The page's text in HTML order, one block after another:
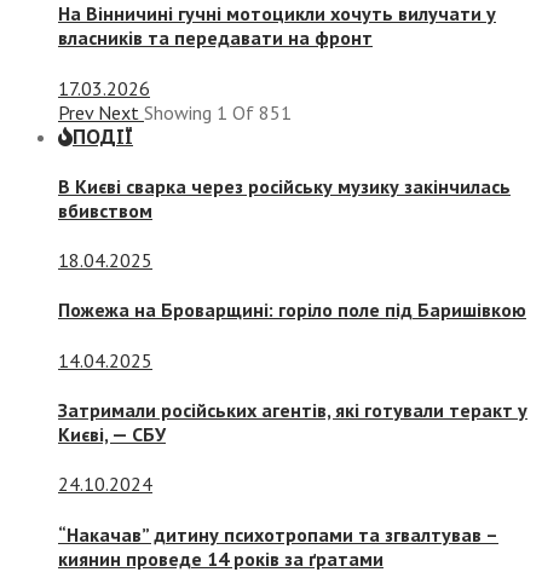
На Вінничині гучні мотоцикли хочуть вилучати у
власників та передавати на фронт
17.03.2026
Prev Next Showing 1 Of 851
ПОДІЇ
В Києві сварка через російську музику закінчилась
вбивством
18.04.2025
Пожежа на Броварщині: горіло поле під Баришівкою
14.04.2025
Затримали російських агентів, які готували теракт у
Києві, — СБУ
24.10.2024
“Накачав” дитину психотропами та згвалтував –
киянин проведе 14 років за ґратами